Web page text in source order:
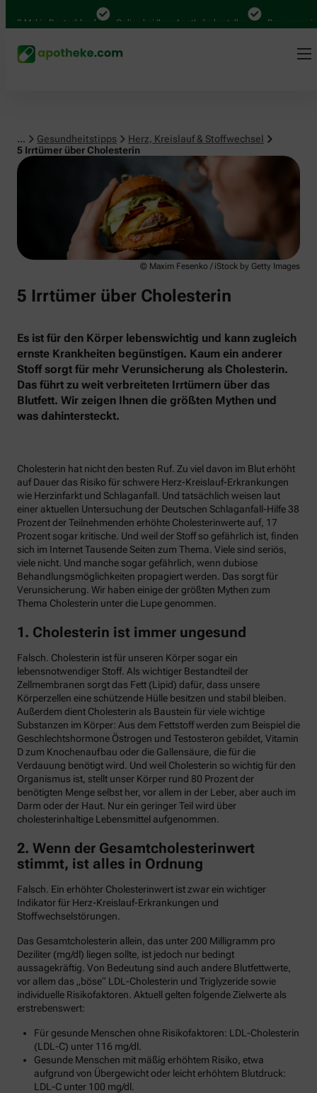
Mal in Deutschland Online bei Ihrer Apotheke bestellen Bequem
... Gesundheitstipps
Herz, Kreislauf & Stoffwechsel
5 Irrtümer über Cholesterin
Herz, Kreislauf & Stoffwechsel
© Maxim Fesenko / iStock by Getty Images
5 Irrtümer über Cholesterin
Es ist für den Körper lebenswichtig und kann zugleich
ernste Krankheiten begünstigen. Kaum ein anderer
Stoff sorgt für mehr Verunsicherung als Cholesterin.
Das führt zu weit verbreiteten Irrtümern über das
Blutfett. Wir zeigen Ihnen die größten Mythen und
was dahintersteckt.
Cholesterin hat nicht den besten Ruf. Zu viel davon im Blut erhöht
auf Dauer das Risiko für schwere Herz-Kreislauf-Erkrankungen
wie Herzinfarkt und Schlaganfall. Und tatsächlich weisen laut
einer aktuellen Untersuchung der Deutschen Schlaganfall-Hilfe 38
Prozent der Teilnehmenden erhöhte Cholesterinwerte auf, 17
Prozent sogar kritische. Und weil der Stoff so gefährlich ist, finden
sich im Internet Tausende Seiten zum Thema. Viele sind seriös,
viele nicht. Und manche sogar gefährlich, wenn dubiose
Behandlungsmöglichkeiten propagiert werden. Das sorgt für
Verunsicherung. Wir haben einige der größten Mythen zum
Thema Cholesterin unter die Lupe genommen.
1. Cholesterin ist immer ungesund
Falsch. Cholesterin ist für unseren Körper sogar ein
lebensnotwendiger Stoff. Als wichtiger Bestandteil der
Zellmembranen sorgt das Fett (Lipid) dafür, dass unsere
Körperzellen eine schützende Hülle besitzen und stabil bleiben.
Außerdem dient Cholesterin als Baustein für viele wichtige
Substanzen im Körper: Aus dem Fettstoff werden zum Beispiel die
Geschlechtshormone Östrogen und Testosteron gebildet, Vitamin
D zum Knochenaufbau oder die Gallensäure, die für die
Verdauung benötigt wird. Und weil Cholesterin so wichtig für den
Organismus ist, stellt unser Körper rund 80 Prozent der
benötigten Menge selbst her, vor allem in der Leber, aber auch im
Darm oder der Haut. Nur ein geringer Teil wird über
cholesterinhaltige Lebensmittel aufgenommen.
2. Wenn der Gesamtcholesterinwert
stimmt, ist alles in Ordnung
Falsch. Ein erhöhter Cholesterinwert ist zwar ein wichtiger
Indikator für Herz-Kreislauf-Erkrankungen und
Stoffwechselstörungen.
Das Gesamtcholesterin allein, das unter 200 Milligramm pro
Deziliter (mg/dl) liegen sollte, ist jedoch nur bedingt
aussagekräftig. Von Bedeutung sind auch andere Blutfettwerte,
vor allem das „böse“ LDL-Cholesterin und Triglyzeride sowie
individuelle Risikofaktoren. Aktuell gelten folgende Zielwerte als
erstrebenswert:
Für gesunde Menschen ohne Risikofaktoren: LDL-Cholesterin
(LDL-C) unter 116 mg/dl.
Gesunde Menschen mit mäßig erhöhtem Risiko, etwa
aufgrund von Übergewicht oder leicht erhöhtem Blutdruck:
LDL-C unter 100 mg/dl.